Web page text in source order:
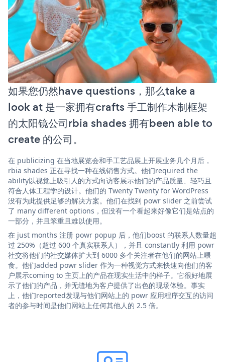
如果您仍然have questions，那么take a
look at 是一家拥有crafts 手工制作木制框架
的太阳镜公司rbia shades 拥有been able to
create 的公司。
在 publicizing 在当地展览会和手工艺品展上开展业务几个月后，
rbia shades 正在寻找一种在线销售方式。他们required the
ability以视觉上吸引人的方式向访客展示他们的产品质量、轻巧且
符合人体工程学的设计。他们的 Twenty Twenty for WordPress
没有为此提供足够的解决方案。他们在找到 powr slider 之前尝试
了 many different options，但没有一个看起来好像它们是站点的
一部分，并且笨重且难以使用。
在 just months 注册 powr popup 后，他们boost 的联系人数量超
过 250%（超过 600 个真实联系人），并且 constantly 利用 powr
社交将他们的社交媒体扩大到 6000 多个关注者在他们的网站上喂
食。他们added powr slider 作为一种视觉方式来快速向他们的客
户展示coming to 主页上的产品在现实生活中的样子。它很好地展
示了他们的产品，并无缝地为客户提供了出色的现场体验。事实
上，他们reported发现与他们网站上的 powr 应用程序交互的访问
者的参与时间是他们网站上任何其他人的 2.5 倍。